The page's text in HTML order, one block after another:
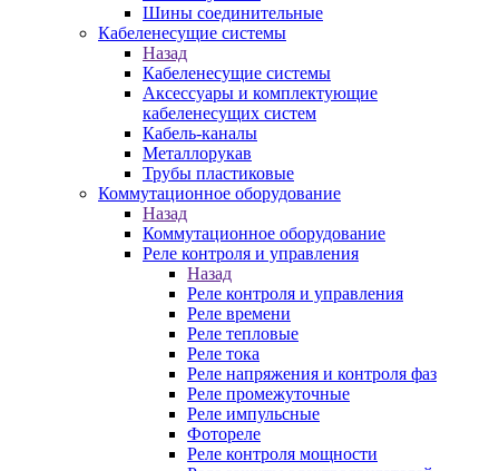
Шины соединительные
Кабеленесущие системы
Назад
Кабеленесущие системы
Аксессуары и комплектующие
кабеленесущих систем
Кабель-каналы
Металлорукав
Трубы пластиковые
Коммутационное оборудование
Назад
Коммутационное оборудование
Реле контроля и управления
Назад
Реле контроля и управления
Реле времени
Реле тепловые
Реле тока
Реле напряжения и контроля фаз
Реле промежуточные
Реле импульсные
Фотореле
Реле контроля мощности